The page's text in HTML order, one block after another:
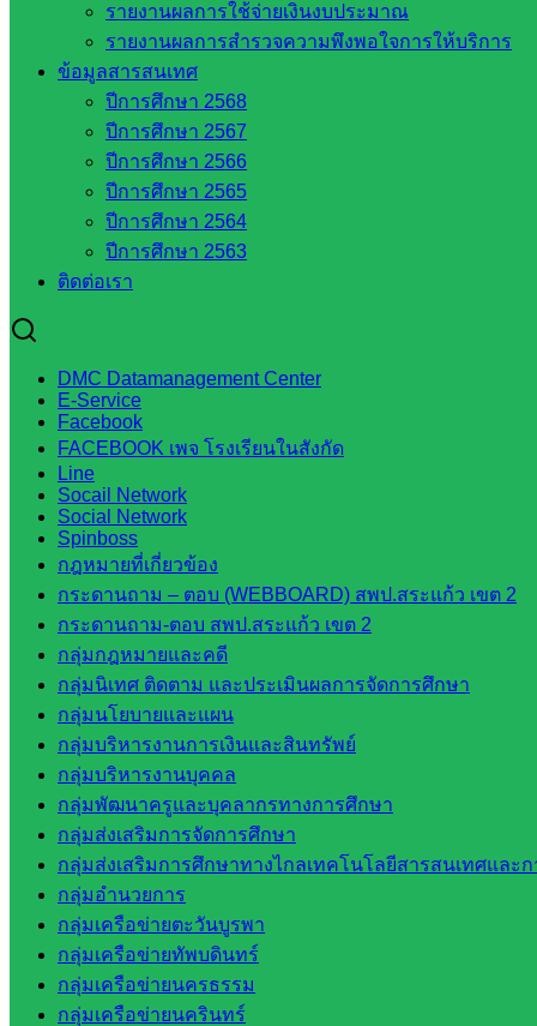
รายงานผลการใช้จ่ายเงินงบประมาณ
รายงานผลการสำรวจความพึงพอใจการให้บริการ
ข้อมูลสารสนเทศ
ปีการศึกษา 2568
ปีการศึกษา 2567
ปีการศึกษา 2566
ปีการศึกษา 2565
ปีการศึกษา 2564
ปีการศึกษา 2563
ติดต่อเรา
DMC Datamanagement Center
E-Service
Facebook
FACEBOOK เพจ โรงเรียนในสังกัด
Line
Socail Network
Social Network
Spinboss
กฎหมายที่เกี่ยวข้อง
กระดานถาม – ตอบ (WEBBOARD) สพป.สระแก้ว เขต 2
กระดานถาม-ตอบ สพป.สระแก้ว เขต 2
กลุ่มกฎหมายและคดี
กลุ่มนิเทศ ติดตาม และประเมินผลการจัดการศึกษา
กลุ่มนโยบายและแผน
กลุ่มบริหารงานการเงินและสินทรัพย์
กลุ่มบริหารงานบุคคล
กลุ่มพัฒนาครูและบุคลากรทางการศึกษา
กลุ่มส่งเสริมการจัดการศึกษา
กลุ่มส่งเสริมการศึกษาทางไกลเทคโนโลยีสารสนเทศและ
กลุ่มอำนวยการ
กลุ่มเครือข่ายตะวันบูรพา
กลุ่มเครือข่ายทัพบดินทร์
กลุ่มเครือข่ายนครธรรม
กลุ่มเครือข่ายนครินทร์
เลขาธิการ
สภาการ
ศึกษา
สำนักงาน
คณะ
กรรมการ
การ
อาชีวศึกษา
สำนักงาน
คณะ
ขั้นพื้น
ฐาน
รายชื่อ
มหาวิทยาลัย
ใน
ประเทศไทย
เว็บไซต์
สำนักต่าง
ๆ ใน
สพฐ.
เว็บไซต์
สพม. ใน
สังกัด
สพฐ.
เว็บไซต์
สพป. ใน
สังกัด
สพฐ.
กรมบัญชี
กลาง
สำนักงาน
ส.ก.ส.ค